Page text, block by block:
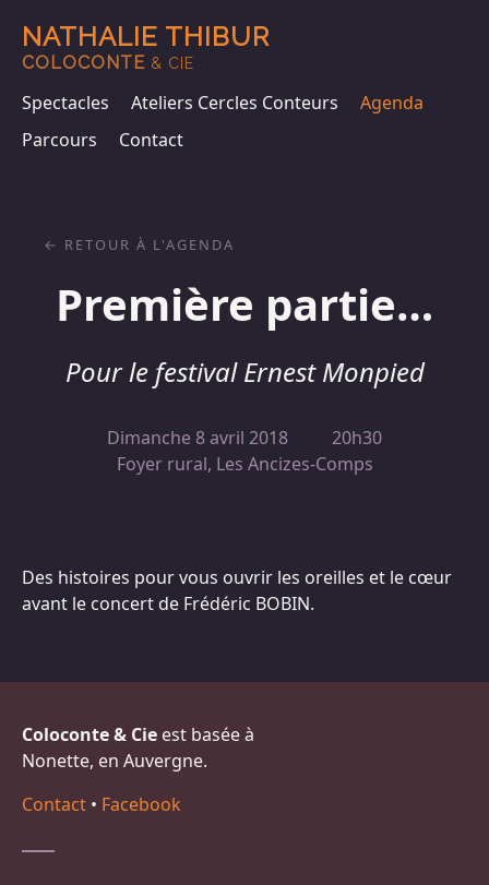
NATHALIE THIBUR
COLOCONTE & CIE
Spectacles Ateliers Cercles Conteurs
Agenda
Parcours
Contact
Première partie…
Pour le festival Ernest Monpied
Dimanche 8 avril 2018
20h30
Foyer rural, Les Ancizes-Comps
RETOUR À L'AGENDA
Des histoires pour vous ouvrir les oreilles et le cœur
avant le concert de Frédéric BOBIN.
Coloconte & Cie est basée à
Nonette, en Auvergne.
Contact • Facebook